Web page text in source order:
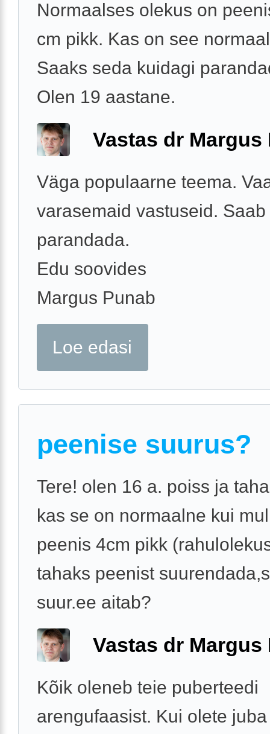
Normaalses olekus on
cm pikk. Kas on see
Saaks seda kuidagi
Olen 19 aastane.
Vastas dr Margus
Väga populaarne teema.
varasemaid vastuseid.
parandada.
Edu soovides
Margus Punab
Loe edasi
peenise suurus?
Tere! olen 16 a. poiss ja
kas se on normaalne kui
peenis 4cm pikk
tahaks peenist
suur.ee aitab?
Vastas dr Margus
Kõik oleneb teie puberteedi
arengufaasist. Kui olete